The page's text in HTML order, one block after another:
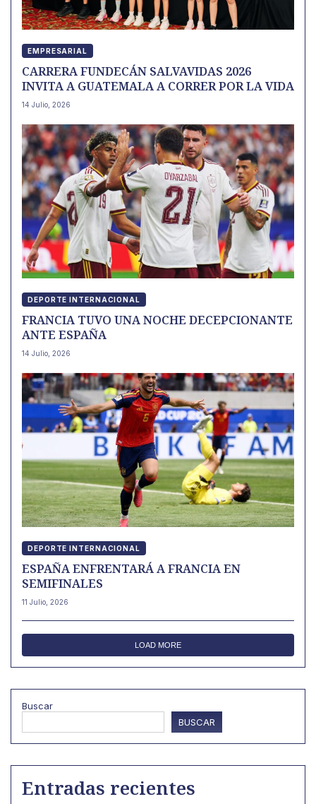
EMPRESARIAL
CARRERA FUNDECÁN SALVAVIDAS 2026
INVITA A GUATEMALA A CORRER POR LA VIDA
14 Julio, 2026
DEPORTE INTERNACIONAL
FRANCIA TUVO UNA NOCHE DECEPCIONANTE
ANTE ESPAÑA
14 Julio, 2026
DEPORTE INTERNACIONAL
ESPAÑA ENFRENTARÁ A FRANCIA EN
SEMIFINALES
11 Julio, 2026
LOAD MORE
Buscar
BUSCAR
Entradas recientes